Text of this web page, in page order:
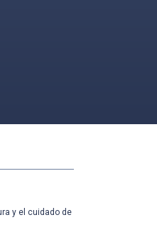
y el cuidado de